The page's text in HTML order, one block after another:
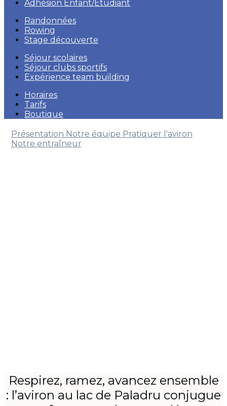
Adhésion Enfant/Etudiant
Randonnées
Rowing
Stage découverte
Séjour scolaires
Séjour clubs sportifs
Expérience team building
Horaires
Tarifs
Boutique
Présentation Notre équipe Pratiquer l'aviron
Notre entraîneur
Respirez, ramez, avancez ensemble
: l’aviron au lac de Paladru conjugue